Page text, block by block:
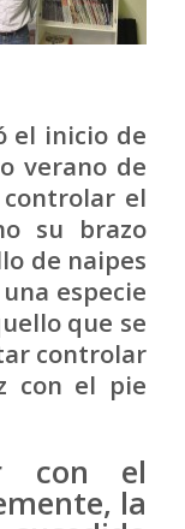
el inicio de
verano de
el
su brazo
de naipes
especie
que se
controlar
con el pie
con el
la